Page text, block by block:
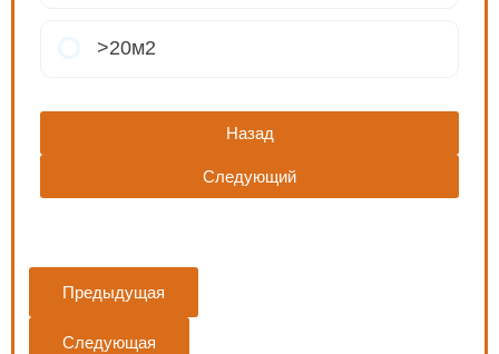
>20м2
Назад
Следующий
Предыдущая
Следующая